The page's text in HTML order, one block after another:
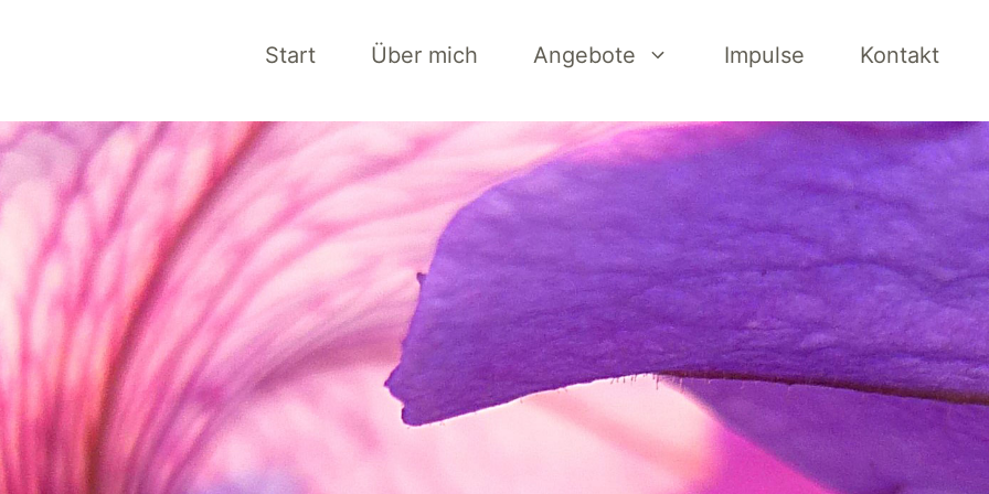
Start Über mich Angebote Impulse Kontakt